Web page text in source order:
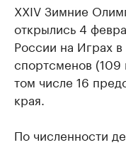
XXIV Зимние
открылись 4
России на Играх в
спортсменов
том числе 16
края.
По численности